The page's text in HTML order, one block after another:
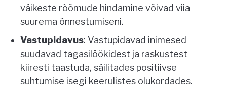
väikeste rõõmude hindamine võivad viia
suurema õnnestumiseni.
Vastupidavus: Vastupidavad inimesed
suudavad tagasilöökidest ja raskustest
kiiresti taastuda, säilitades positiivse
suhtumise isegi keerulistes olukordades.